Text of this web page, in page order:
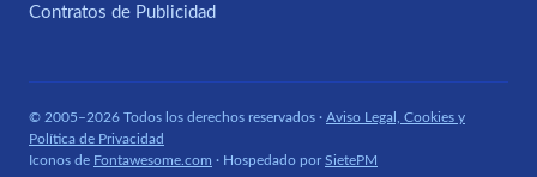
Contratos de Publicidad
© 2005–2026 Todos los derechos reservados · Aviso Legal, Cookies y
Política de Privacidad
Iconos de Fontawesome.com · Hospedado porSietePM